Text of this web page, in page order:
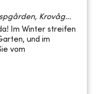
Krovåg...
Im Winter streifen
und im
vom